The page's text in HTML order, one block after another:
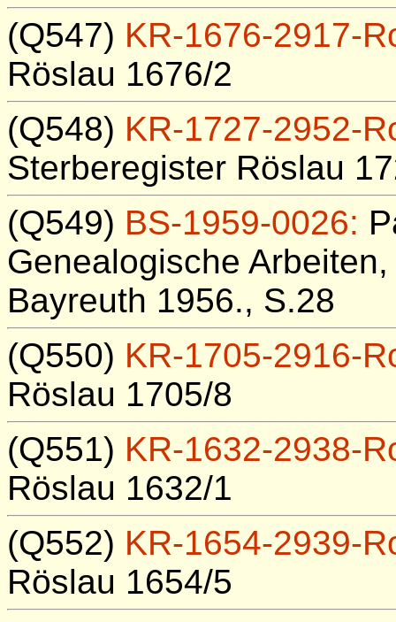
(Q547) KR-1676-2917-
Röslau 1676/2
(Q548) KR-1727-2952-
Sterberegister Röslau
(Q549) BS-1959-0026:
Genealogische
Bayreuth 1956., S.28
(Q550) KR-1705-2916-
Röslau 1705/8
(Q551) KR-1632-2938-
Röslau 1632/1
(Q552) KR-1654-2939-
Röslau 1654/5